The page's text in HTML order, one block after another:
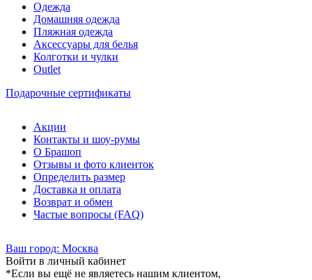
Одежда
Домашняя одежда
Пляжная одежда
Аксессуары для белья
Колготки и чулки
Outlet
Подарочные сертификаты
Акции
Контакты и шоу-румы
О Брашоп
Отзывы и фото клиенток
Определить размер
Доставка и оплата
Возврат и обмен
Частые вопросы (FAQ)
Ваш город: Москва
Войти в личный кабинет
*Если вы ещё не являетесь нашим клиентом,